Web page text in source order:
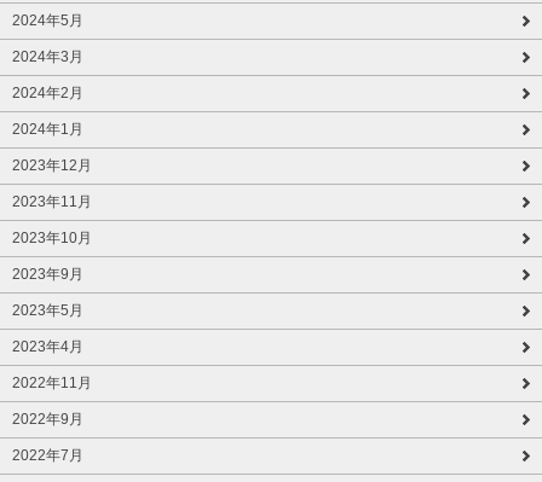
2024年5月
2024年3月
2024年2月
2024年1月
2023年12月
2023年11月
2023年10月
2023年9月
2023年5月
2023年4月
2022年11月
2022年9月
2022年7月